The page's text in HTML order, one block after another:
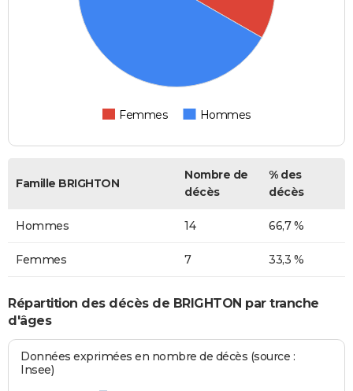
Femmes Hommes
Famille BRIGHTON
Nombre de
décès
% des
décès
Hommes 14 66,7 %
Femmes 7 33,3 %
Répartition des décès de BRIGHTON par tranche
d'âges
Données exprimées en nombre de décès (source :
Insee)